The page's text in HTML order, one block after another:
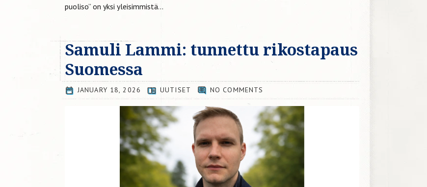
puoliso” on yksi yleisimmistä...
Samuli Lammi: tunnettu rikostapaus
Suomessa
JANUARY 18, 2026 UUTISET NO COMMENTS